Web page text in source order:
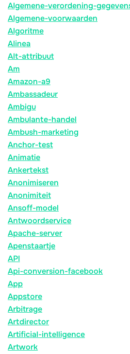
Algemene-verordening-
Algemene-voorwaarden
Algoritme
Alinea
Alt-attribuut
Am
Amazon-a9
Ambassadeur
Ambigu
Ambulante-handel
Ambush-marketing
Anchor-test
Animatie
Ankertekst
Anonimiseren
Anonimiteit
Ansoff-model
Antwoordservice
Apache-server
Apenstaartje
API
Api-conversion-facebook
App
Appstore
Arbitrage
Artdirector
Artificial-intelligence
Artwork